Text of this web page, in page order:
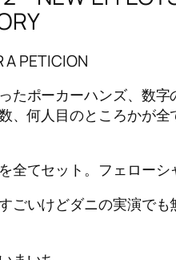
A PETICION
たポーカーハンズ、数字
、何人目のところかが全
全てセット。フェローシ
ごいけどダニの実演でも